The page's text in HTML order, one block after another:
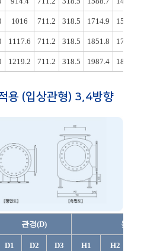
1016 711.2 318.5 1714.9 1584.9
1117.6 711.2 318.5 1851.8 1701.8
1219.2 711.2 318.5 1987.4 1837.4
용 (입상관형) 3,4방향
관경(D) 높이
D1 D2 D3 H1 H2